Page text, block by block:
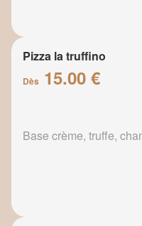
Pizza la truffino
Dès 15.00 €
Base crème, truffe,